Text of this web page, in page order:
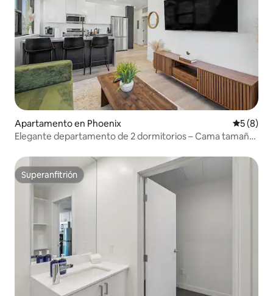
Apartamento en Phoenix
5 (8)
Elegante departamento de 2 dormitorios – Cama tamaño
Superanfitrión
Superanfitrión